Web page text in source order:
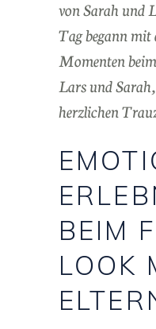
von Sarah und
Tag begann mit
Momenten
Lars und
herzlichen
BEIM
LOOK